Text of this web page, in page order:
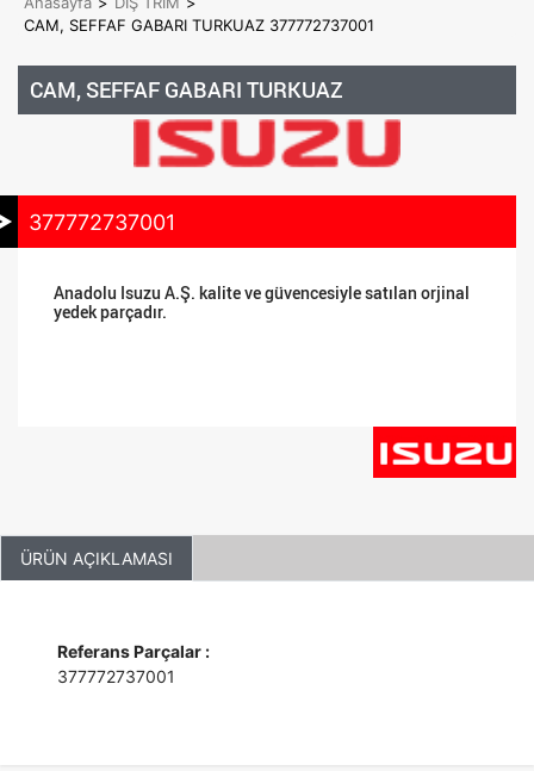
CAM, SEFFAF GABARI TURKUAZ 377772737001
CAM, SEFFAF GABARI TURKUAZ
377772737001
Anadolu Isuzu A.Ş. kalite ve güvencesiyle satılan orjinal
yedek parçadır.
ÜRÜN AÇIKLAMASI
Referans Parçalar :
377772737001